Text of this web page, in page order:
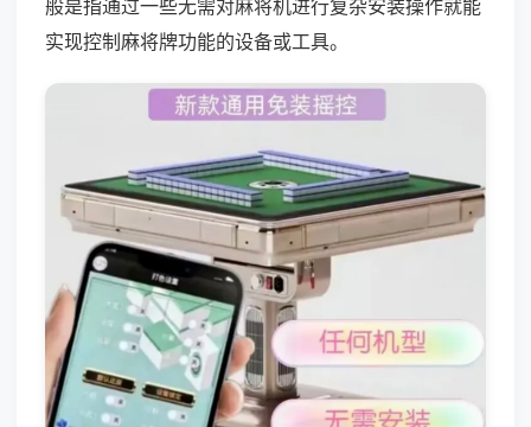
般是指通过一些无需对麻将机进行复杂安装操作就能
实现控制麻将牌功能的设备或工具。